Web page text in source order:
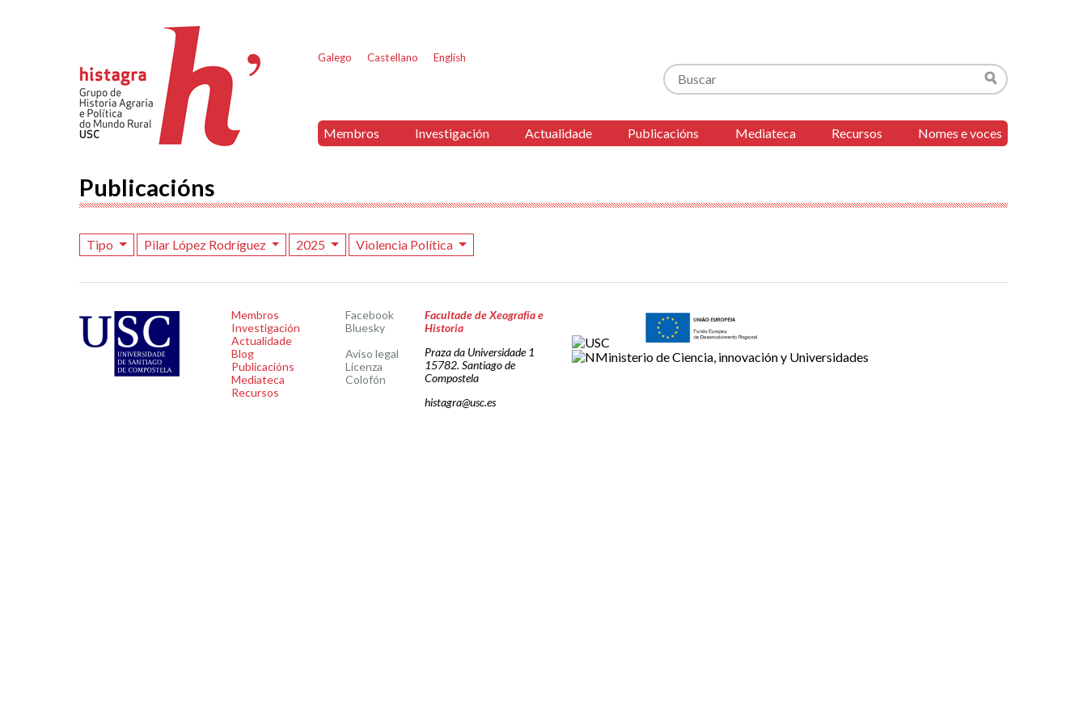
Galego Castellano English
Buscar
Buscar
Membros Investigación Actualidade Publicacións Mediateca Recursos Nomes e voces
Publicacións
Tipo Pilar López Rodríguez 2025 Violencia Política
Membros
Investigación
Actualidade
Blog
Publicacións
Mediateca
Recursos
Facebook
Bluesky
Aviso legal
Licenza
Colofón
Facultade de Xeografía e
Historia
Praza da Universidade 1
15782. Santiago de
Compostela
histagra@usc.es